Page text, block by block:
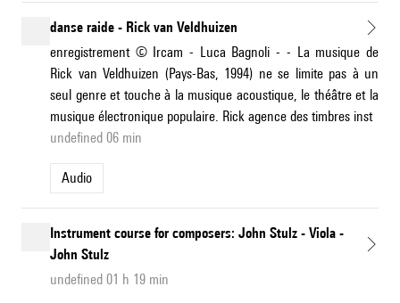
danse raide - Rick van Veldhuizen
enregistrement © Ircam - Luca Bagnoli - - La musique de
Rick van Veldhuizen (Pays-Bas, 1994) ne se limite pas à un
seul genre et touche à la musique acoustique, le théâtre et la
musique électronique populaire. Rick agence des timbres inst
undefined 06 min
Audio
Instrument course for composers: John Stulz - Viola -
John Stulz
undefined 01 h 19 min